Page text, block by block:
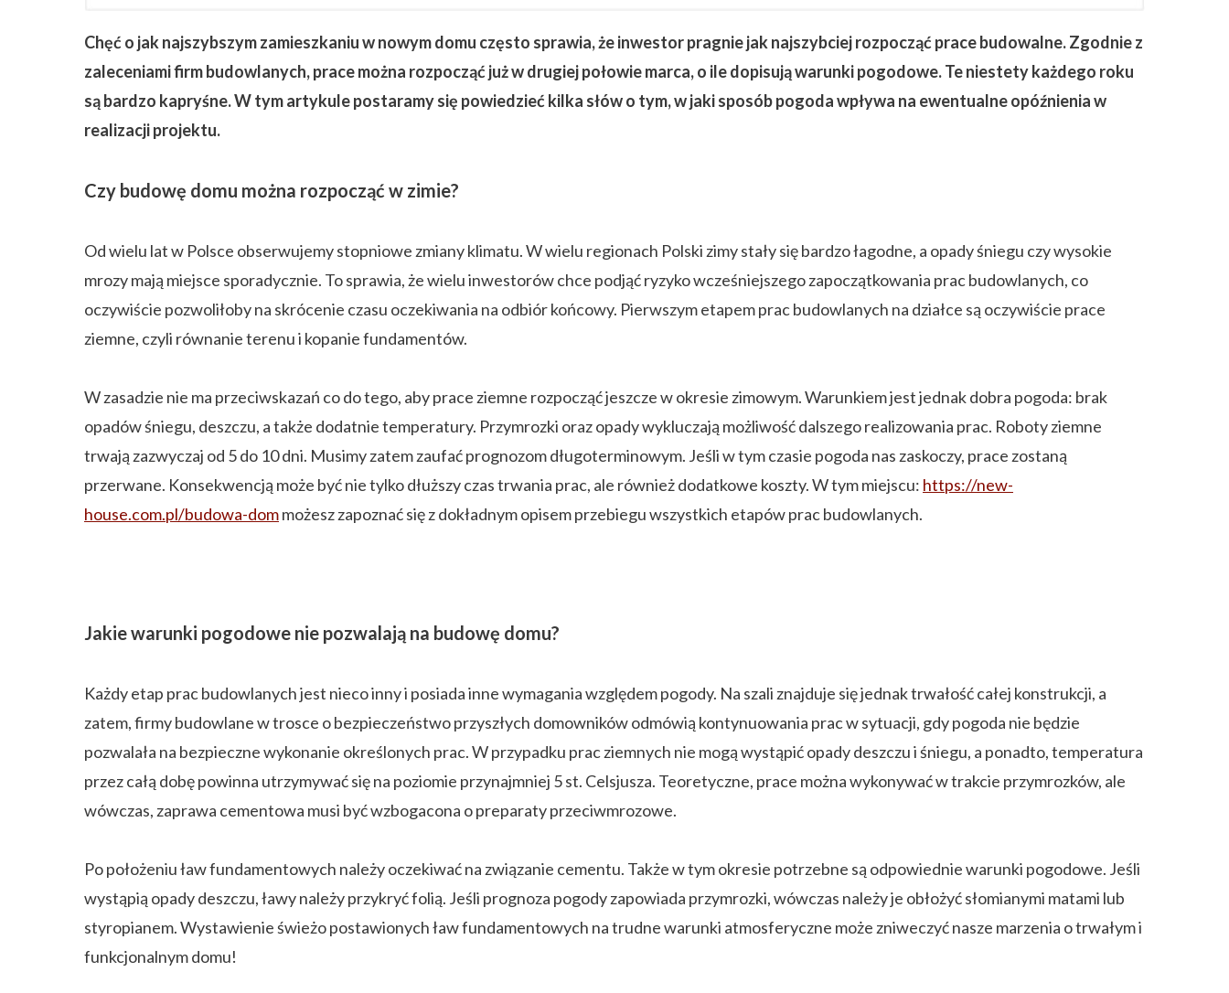
Chęć o jak najszybszym zamieszkaniu w nowym domu często sprawia, że inwestor pragnie jak najszybciej rozpocząć prace budowalne. Zgodnie z
zaleceniami firm budowlanych, prace można rozpocząć już w drugiej połowie marca, o ile dopisują warunki pogodowe. Te niestety każdego roku
są bardzo kapryśne. W tym artykule postaramy się powiedzieć kilka słów o tym, w jaki sposób pogoda wpływa na ewentualne opóźnienia w
realizacji projektu.
Czy budowę domu można rozpocząć w zimie?
Od wielu lat w Polsce obserwujemy stopniowe zmiany klimatu. W wielu regionach Polski zimy stały się bardzo łagodne, a opady śniegu czy wysokie
mrozy mają miejsce sporadycznie. To sprawia, że wielu inwestorów chce podjąć ryzyko wcześniejszego zapoczątkowania prac budowlanych, co
oczywiście pozwoliłoby na skrócenie czasu oczekiwania na odbiór końcowy. Pierwszym etapem prac budowlanych na działce są oczywiście prace
ziemne, czyli równanie terenu i kopanie fundamentów.
W zasadzie nie ma przeciwskazań co do tego, aby prace ziemne rozpocząć jeszcze w okresie zimowym. Warunkiem jest jednak dobra pogoda: brak
opadów śniegu, deszczu, a także dodatnie temperatury. Przymrozki oraz opady wykluczają możliwość dalszego realizowania prac. Roboty ziemne
trwają zazwyczaj od 5 do 10 dni. Musimy zatem zaufać prognozom długoterminowym. Jeśli w tym czasie pogoda nas zaskoczy, prace zostaną
przerwane. Konsekwencją może być nie tylko dłuższy czas trwania prac, ale również dodatkowe koszty. W tym miejscu: https://new-
house.com.pl/budowa-dommożesz zapoznać się z dokładnym opisem przebiegu wszystkich etapów prac budowlanych.
Jakie warunki pogodowe nie pozwalają na budowę domu?
Każdy etap prac budowlanych jest nieco inny i posiada inne wymagania względem pogody. Na szali znajduje się jednak trwałość całej konstrukcji, a
zatem, firmy budowlane w trosce o bezpieczeństwo przyszłych domowników odmówią kontynuowania prac w sytuacji, gdy pogoda nie będzie
pozwalała na bezpieczne wykonanie określonych prac. W przypadku prac ziemnych nie mogą wystąpić opady deszczu i śniegu, a ponadto, temperatura
przez całą dobę powinna utrzymywać się na poziomie przynajmniej 5 st. Celsjusza. Teoretyczne, prace można wykonywać w trakcie przymrozków, ale
wówczas, zaprawa cementowa musi być wzbogacona o preparaty przeciwmrozowe.
Po położeniu ław fundamentowych należy oczekiwać na związanie cementu. Także w tym okresie potrzebne są odpowiednie warunki pogodowe. Jeśli
wystąpią opady deszczu, ławy należy przykryć folią. Jeśli prognoza pogody zapowiada przymrozki, wówczas należy je obłożyć słomianymi matami lub
styropianem. Wystawienie świeżo postawionych ław fundamentowych na trudne warunki atmosferyczne może zniweczyć nasze marzenia o trwałym i
funkcjonalnym domu!